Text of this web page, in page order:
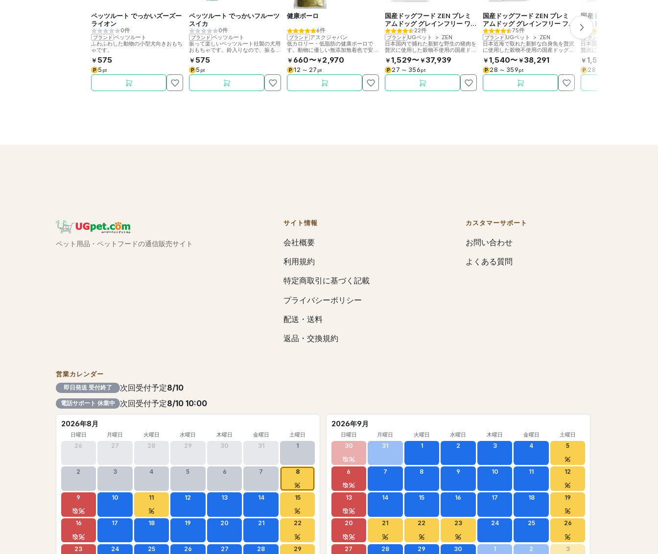
ペッツルート でっかいズーズー
ライオン
0件
ブランド ペッツルート
ふわふわした動物の小型犬向きおもち
ゃです。
￥ 575
P 5 pt
ペッツルート でっかいフルーツ
スイカ
0件
ブランド ペッツルート
振って楽しいペッツルート社製の犬用
おもちゃです。鈴入りなので、振ると
音が出てワンちゃんも夢中になって遊
べます。
￥ 575
P 5 pt
健康ボーロ
6件
ブランド アスクジャパン
低カロリー・低脂肪の健康ボーロで
す。動物に優しい無添加無着色で安
心。
￥ 660〜￥ 2,970
P 12 〜 27 pt
国産ドッグフード ZEN プレミ
アムドッグ グレインフリー ワイ
ルド ボア 22件
ブランド UGペット > ZEN
日本国内で捕れた新鮮な野生の猪肉を
贅沢に使用した穀物不使用の国産ドッ
グフードです。総合栄養食。
￥ 1,529〜 ￥ 37,939
P 27 〜 356pt
国産ドッグフード ZEN プレミ
アムドッグ グレインフリー フィ
ッシュ
75件
ブランド UGペット > ZEN
日本近海で取れた新鮮な白身魚を贅沢
に使用した穀物不使用の国産ドッグフ
ードです。総合栄養食。
￥ 1,540〜 ￥ 38,291
P 28 〜 359pt
国産ドッグフード ZEN プ
アムドッグ グレインフリ
ソン
ブランド
日本国内で捕れた新鮮な野生の
贅沢に使用した穀物不使用の国
グフードです。総合栄養食。
￥ 1,584〜
P 28
ペット用品・ペットフードの通信販売サイト
サイト情報
会社概要
利用規約
特定商取引に基づく記載
プライバシーポリシー
配送・送料
返品・交換規約
カスタマーサポート
お問い合わせ
よくある質問
営業カレンダー
即日発送 受付終了 次回受付予定8/10
電話サポート 休業中 次回受付予定8/10 10:00
2026年8月
日曜日 月曜日 火曜日 水曜日 木曜日 金曜日 土曜日
26 27 28 29 30 31 1
2 3 4 5 6 7 8
9 10 11 12 13 14 15
16 17 18 19 20 21 22
23 24 25 26 27 28 29
2026年9月
日曜日 月曜日 火曜日 水曜日 木曜日 金曜日 土曜日
30 31 1 2 3 4 5
6 7 8 9 10 11 12
13 14 15 16 17 18 19
20 21 22 23 24 25 26
27 28 29 30 1 2 3